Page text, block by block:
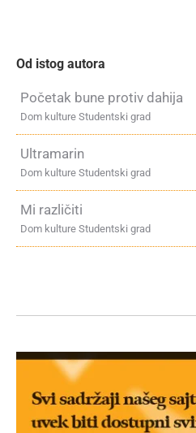
Od istog autora
Početak bune protiv dahija
Dom kulture Studentski grad
Ultramarin
Dom kulture Studentski grad
Mi različiti
Dom kulture Studentski grad